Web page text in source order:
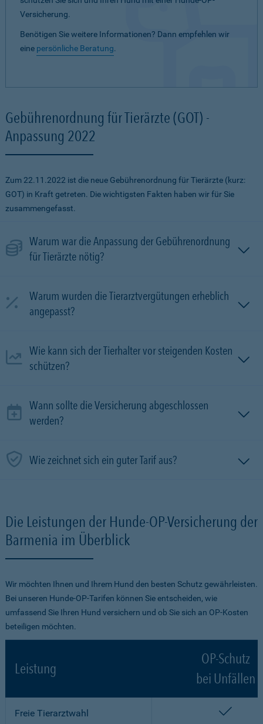
Versicherung.
Benötigen Sie weitere Informationen? Dann empfehlen wir
eine persönliche Beratung.
Gebührenordnung für Tierärzte (GOT) -
Anpassung 2022
Zum 22.11.2022 ist die neue Gebührenordnung für Tierärzte (kurz:
GOT) in Kraft getreten. Die wichtigsten Fakten haben wir für Sie
zusammengefasst.
Warum war die Anpassung der Gebührenordnung
für Tierärzte nötig?
Warum wurden die Tierarztvergütungen erheblich
angepasst?
Wie kann sich der Tierhalter vor steigenden Kosten
schützen?
Wann sollte die Versicherung abgeschlossen
werden?
Wie zeichnet sich ein guter Tarif aus?
Die Leistungen der Hunde-OP-Versicherung der
Barmenia im Überblick
Wir möchten Ihnen und Ihrem Hund den besten Schutz gewährleisten.
Bei unseren Hunde-OP-Tarifen können Sie entscheiden, wie
umfassend Sie Ihren Hund versichern und ob Sie sich an OP-Kosten
beteiligen möchten.
Leistung
OP-Schutz
bei Unfällen
Freie Tierarztwahl